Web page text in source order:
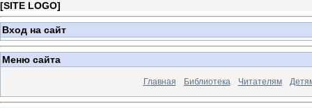
[SITE LOGO]
Вход на сайт
Меню сайта
Главная Библиотека Читателям